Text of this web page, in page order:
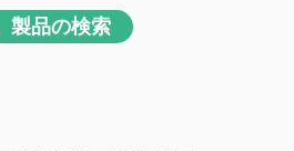
ッ
お）岡田装飾金物株式会社
製品の検索